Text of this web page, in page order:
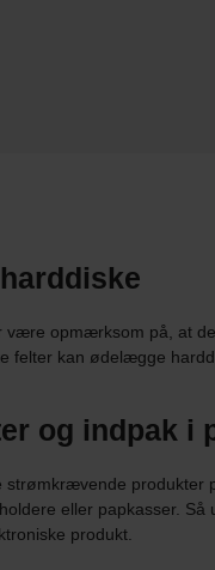
opmærksom på, at
felter kan ødelægge
og indpak i
produkter
eller papkasser.
produkt.